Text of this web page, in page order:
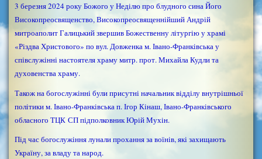
3 березня 2024 року Божого у Неділю про блудного сина Його
Високопреосвященство, Високопреосвященнійший Андрій
митроаполит Галицький звершив Божественну літургію у храмі
«Різдва Христового» по вул. Довженка м. Івано-Франківська у
співслужінні настоятеля храму митр. прот. Михайла Кудли та
духовенства храму.
Також на богослужінні були присутні начальник відділу внутрішньої
політики м. Івано-Франківська п. Ігор Кінаш, Івано-Франківського
обласного ТЦК СП підполковник Юрій Мухін.
Під час богослужіння лунали прохання за воїнів, які захищають
Україну, за владу та народ.